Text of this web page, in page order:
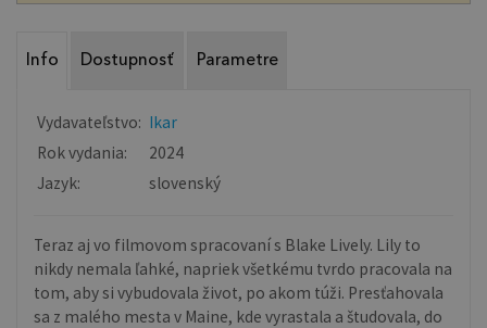
Info Dostupnosť Parametre
Vydavateľstvo: Ikar
Rok vydania:
2024
Jazyk:
slovenský
Teraz aj vo filmovom spracovaní s Blake Lively. Lily to
nikdy nemala ľahké, napriek všetkému tvrdo pracovala na
tom, aby si vybudovala život, po akom túži. Presťahovala
sa z malého mesta v Maine, kde vyrastala a študovala, do